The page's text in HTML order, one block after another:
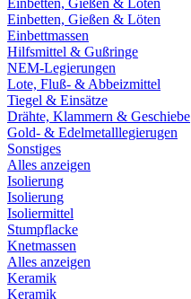
Einbetten, Gießen & Löten
Einbetten, Gießen & Löten
Einbettmassen
Hilfsmittel & Gußringe
NEM-Legierungen
Lote, Fluß- & Abbeizmittel
Tiegel & Einsätze
Drähte, Klammern & Geschiebe
Gold- & Edelmetalllegierugen
Sonstiges
Alles anzeigen
Isolierung
Isolierung
Isoliermittel
Stumpflacke
Knetmassen
Alles anzeigen
Keramik
Keramik